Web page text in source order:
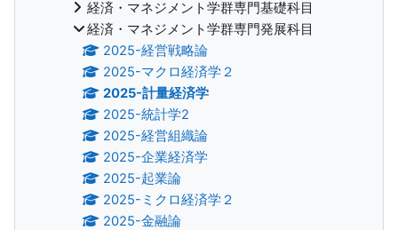
経済・マネジメント学群専門基礎科目
経済・マネジメント学群専門発展科目
2025-経営戦略論
2025-マクロ経済学２
2025-計量経済学
2025-統計学2
2025-経営組織論
2025-企業経済学
2025-起業論
2025-ミクロ経済学２
2025-金融論